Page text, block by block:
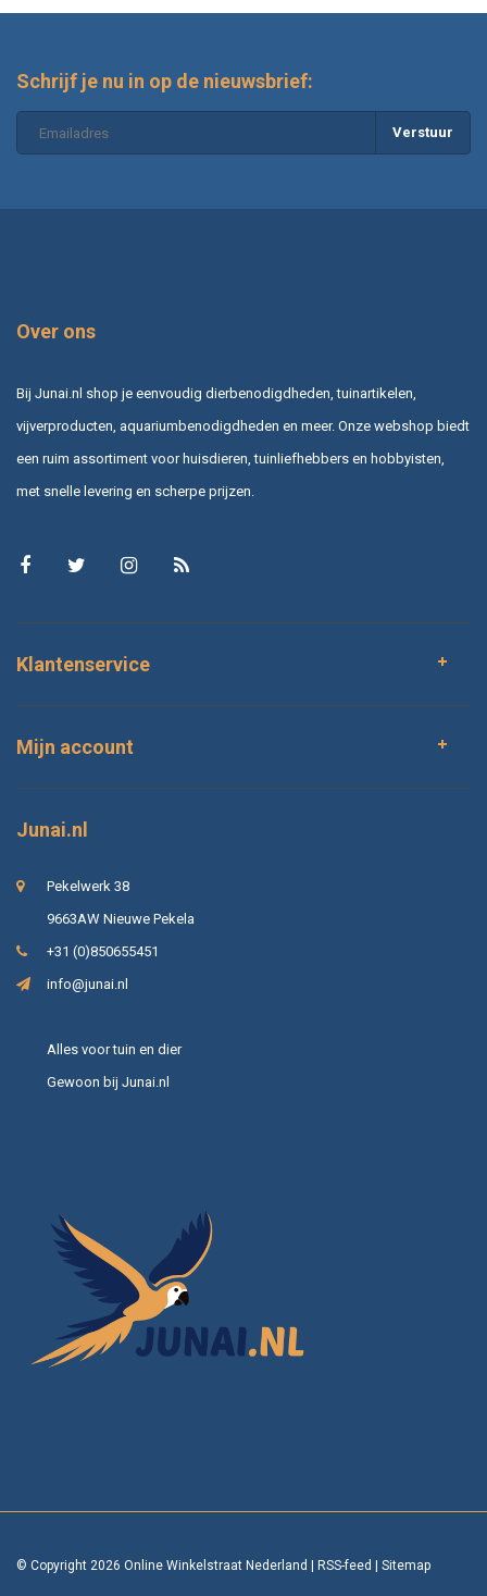
Schrijf je nu in op de nieuwsbrief:
Verstuur
Over ons
Bij Junai.nl shop je eenvoudig dierbenodigdheden, tuinartikelen,
vijverproducten, aquariumbenodigdheden en meer. Onze webshop biedt
een ruim assortiment voor huisdieren, tuinliefhebbers en hobbyisten,
met snelle levering en scherpe prijzen.
Klantenservice
Mijn account
Junai.nl
Pekelwerk 38
9663AW Nieuwe Pekela
+31 (0)850655451
info@junai.nl
Alles voor tuin en dier
Gewoon bij Junai.nl
© Copyright 2026 Online Winkelstraat Nederland RSS-feed Sitemap